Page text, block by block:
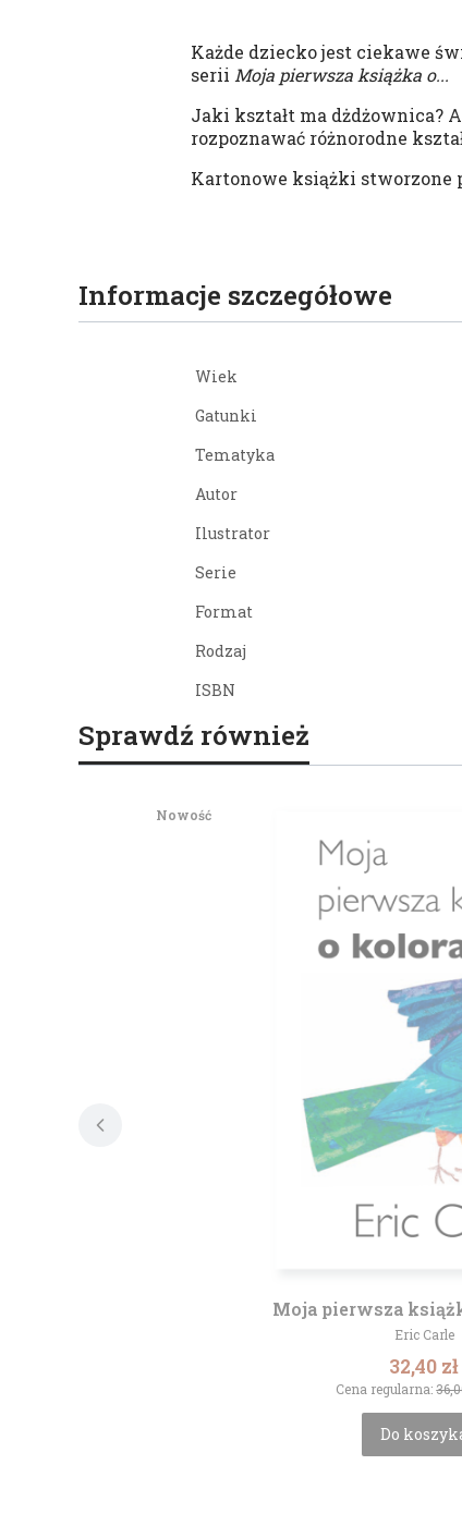
Każde dziecko jest ciekawe
serii Moja pierwsza książka o...
Jaki kształt ma dżdżownica?
rozpoznawać różnorodne
Kartonowe książki stworzone
Informacje szczegółowe
Wiek
Gatunki
Tematyka
Autor
Ilustrator
Serie
Format
Rodzaj
ISBN
Sprawdź również
Nowość
Moja pierwsza
Producent
Eric Carle
Cena
32,40 zł
Cena regularna:
Do